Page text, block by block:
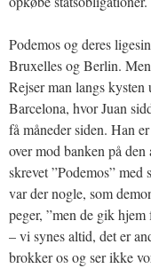
Podemos og deres
Bruxelles og Berlin.
Rejser man langs
Barcelona, hvor Juan
få måneder siden. Han
over mod banken på
skrevet ”Podemos” med
var der nogle, som
peger, ”men de gik
– vi synes altid, det er
brokker os og ser ikke